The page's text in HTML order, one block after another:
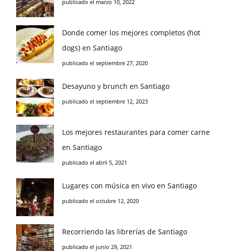
publicado el marzo 10, 2022
Donde comer los mejores completos (hot
dogs) en Santiago
publicado el septiembre 27, 2020
Desayuno y brunch en Santiago
publicado el septiembre 12, 2023
Los mejores restaurantes para comer carne
en Santiago
publicado el abril 5, 2021
Lugares con música en vivo en Santiago
publicado el octubre 12, 2020
Recorriendo las librerías de Santiago
publicado el junio 29, 2021